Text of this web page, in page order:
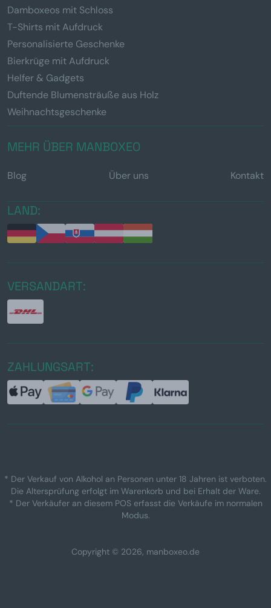
Damboxeos mit Schloss
T-Shirts mit Aufdruck
Personalisierte Geschenke
Bierkrüge mit Aufdruck
Helfer & Gadgets
Duftende Blumensträuße aus Holz
Weihnachtsgeschenke
MEHR ÜBER MANBOXEO
Blog Über uns Kontakt
LAND:
VERSANDART:
ZAHLUNGSART:
* Der Verkauf von Alkohol an Personen unter 18 Jahren ist verboten.
Die Altersprüfung erfolgt im Warenkorb und bei Erhalt der Ware.
* Der Verkäufer an diesem POS erfasst die Verkäufe im normalen
Modus.
Copyright © 2026, manboxeo.de